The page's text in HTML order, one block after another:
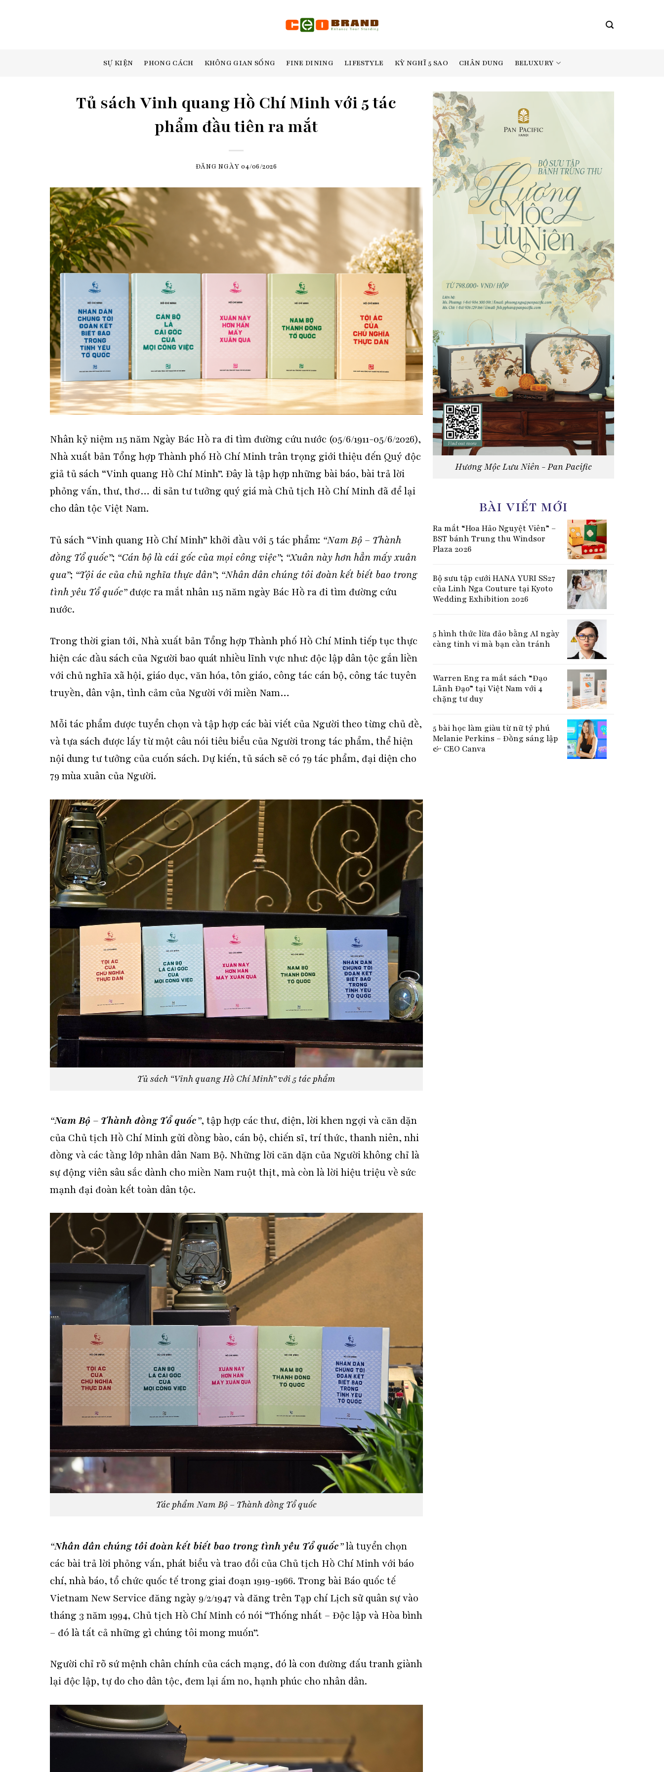
SỰ KIỆN PHONG CÁCH KHÔNG GIAN SỐNG FINE DINING LIFESTYLE KỲ NGHĨ 5 SAO CHÂN DUNG BELUXURY
Tủ sách Vinh quang Hồ Chí Minh với 5 tác
phẩm đầu tiên ra mắt
ĐĂNG NGÀY04/06/2026
Nhân kỷ niệm 115 năm Ngày Bác Hồ ra đi tìm đường cứu nước (05/6/1911-05/6/2026),
Nhà xuất bản Tổng hợp Thành phố Hồ Chí Minh trân trọng giới thiệu đến Quý độc
giả tủ sách “Vinh quang Hồ Chí Minh”. Đây là tập hợp những bài báo, bài trả lời
phỏng vấn, thư, thơ… di sản tư tưởng quý giá mà Chủ tịch Hồ Chí Minh đã để lại
cho dân tộc Việt Nam.
Tủ sách “Vinh quang Hồ Chí Minh” khởi đầu với 5 tác phẩm: “Nam Bộ – Thành
đồng Tổ quốc”; “Cán bộ là cái gốc của mọi công việc”; “Xuân này hơn hẳn mấy xuân
qua”; “Tội ác của chủ nghĩa thực dân”; “Nhân dân chúng tôi đoàn kết biết bao trong
tình yêu Tổ quốc”được ra mắt nhân 115 năm ngày Bác Hồ ra đi tìm đường cứu
nước.
Trong thời gian tới, Nhà xuất bản Tổng hợp Thành phố Hồ Chí Minh tiếp tục thực
hiện các đầu sách của Người bao quát nhiều lĩnh vực như: độc lập dân tộc gắn liền
với chủ nghĩa xã hội, giáo dục, văn hóa, tôn giáo, công tác cán bộ, công tác tuyên
truyền, dân vận, tình cảm của Người với miền Nam…
Mỗi tác phẩm được tuyển chọn và tập hợp các bài viết của Người theo từng chủ đề,
và tựa sách được lấy từ một câu nói tiêu biểu của Người trong tác phẩm, thể hiện
nội dung tư tưởng của cuốn sách. Dự kiến, tủ sách sẽ có 79 tác phẩm, đại diện cho
79 mùa xuân của Người.
Tủ sách “Vinh quang Hồ Chí Minh” với 5 tác phẩm
“Nam Bộ – Thành đồng Tổ quốc”, tập hợp các thư, điện, lời khen ngợi và căn dặn
của Chủ tịch Hồ Chí Minh gửi đồng bào, cán bộ, chiến sĩ, trí thức, thanh niên, nhi
đồng và các tầng lớp nhân dân Nam Bộ. Những lời căn dặn của Người không chỉ là
sự động viên sâu sắc dành cho miền Nam ruột thịt, mà còn là lời hiệu triệu về sức
mạnh đại đoàn kết toàn dân tộc.
Tác phẩm Nam Bộ – Thành đồng Tổ quốc
“Nhân dân chúng tôi đoàn kết biết bao trong tình yêu Tổ quốc”là tuyển chọn
các bài trả lời phỏng vấn, phát biểu và trao đổi của Chủ tịch Hồ Chí Minh với báo
chí, nhà báo, tổ chức quốc tế trong giai đoạn 1919-1966. Trong bài Báo quốc tế
Vietnam New Service đăng ngày 9/2/1947 và đăng trên Tạp chí Lịch sử quân sự vào
tháng 3 năm 1994, Chủ tịch Hồ Chí Minh có nói “Thống nhất – Độc lập và Hòa bình
– đó là tất cả những gì chúng tôi mong muốn”.
Người chỉ rõ sứ mệnh chân chính của cách mạng, đó là con đường đấu tranh giành
lại độc lập, tự do cho dân tộc, đem lại ấm no, hạnh phúc cho nhân dân.
Hương Mộc Lưu Niên - Pan Pacific
BÀI VIẾT MỚI
Ra mắt “Hoa Hảo Nguyệt Viên” –
BST bánh Trung thu Windsor
Plaza 2026
Bộ sưu tập cưới HANA YURI SS27
của Linh Nga Couture tại Kyoto
Wedding Exhibition 2026
5 hình thức lừa đảo bằng AI ngày
càng tinh vi mà bạn cần tránh
Warren Eng ra mắt sách “Đạo
Lãnh Đạo” tại Việt Nam với 4
chặng tư duy
5 bài học làm giàu từ nữ tỷ phú
Melanie Perkins – Đồng sáng lập
& CEO Canva